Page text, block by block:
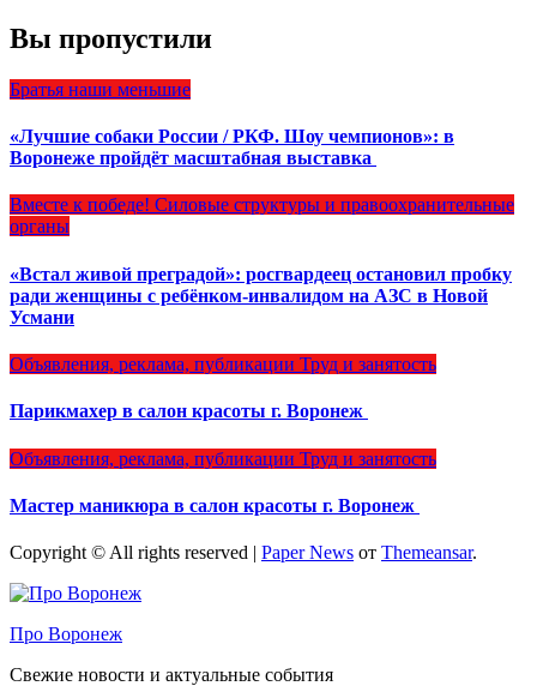
Вы пропустили
Братья наши меньшие
«Лучшие собаки России / РКФ. Шоу чемпионов»: в
Воронеже пройдёт масштабная выставка
Вместе к победе! Силовые структуры и правоохранительные
органы
«Встал живой преградой»: росгвардеец остановил пробку
ради женщины с ребёнком-инвалидом на АЗС в Новой
Усмани
Объявления, реклама, публикации Труд и занятость
Парикмахер в салон красоты г. Воронеж
Объявления, реклама, публикации Труд и занятость
Мастер маникюра в салон красоты г. Воронеж
Copyright © All rights reserved | Paper News от Themeansar.
Про Воронеж
Свежие новости и актуальные события